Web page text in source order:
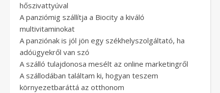
hőszivattyúval
A panziómig szállítja a Biocity a kiváló
multivitaminokat
A panziónak is jól jön egy székhelyszolgáltató, ha
adóügyekről van szó
A szálló tulajdonosa mesélt az online marketingről
A szállodában találtam ki, hogyan teszem
környezetbaráttá az otthonom